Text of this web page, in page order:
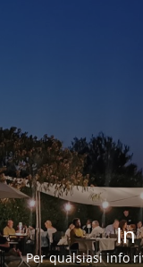
In
Per qualsiasi info